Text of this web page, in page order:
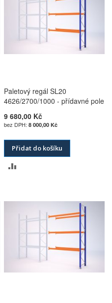
Paletový regál SL20
4626/2700/1000 - přídavné pole
9 680,00 Kč
8 000,00 Kč
Přidat do košíku
POROVNÁNÍ